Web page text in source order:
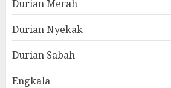
Durian Merah
Durian Nyekak
Durian Sabah
Engkala